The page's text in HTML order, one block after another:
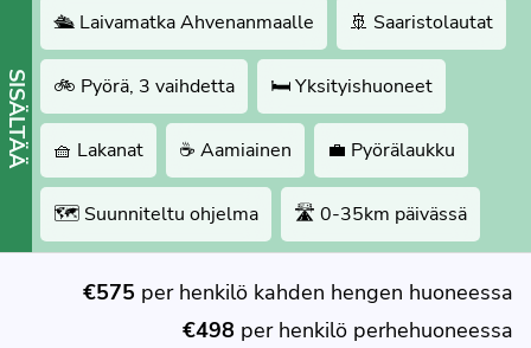
SISÄLTÄÄ
🛳 Laivamatka Ahvenanmaalle 🚢 Saaristolautat
🚲 Pyörä, 3 vaihdetta 🛏 Yksityishuoneet
🧺 Lakanat ☕️ Aamiainen 💼 Pyörälaukku
🗺 Suunniteltu ohjelma 🛣 0-35km päivässä
€575 per henkilö kahden hengen huoneessa
€498 per henkilö perhehuoneessa